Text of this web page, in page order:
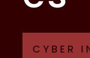
CYBER